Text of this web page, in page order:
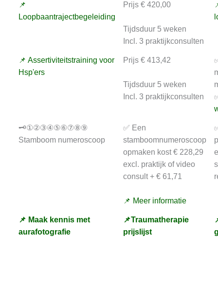
📌
Loopbaantrajectbegeleiding
Prijs € 420,00
Tijdsduur 5 weken
Incl. 3 praktijkconsulten
📌 Assertiviteitstraining voor
Hsp'ers
Prijs € 413,42
Tijdsduur 5 weken
Incl. 3 praktijkconsulten
🗝️①②③④⑤⑥⑦⑧⑨
Stamboom numeroscoop
✅ Een
stamboomnumeroscoop
opmaken kost € 228,29
excl. praktijk of video
consult + € 61,71
📌 Meer informatie
📌 Maak kennis met
aurafotografie
📌Traumatherapie
prijslijst